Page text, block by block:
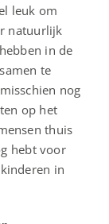
leuk om
natuurlijk
in de
te
nog
op het
thuis
hebt voor
in